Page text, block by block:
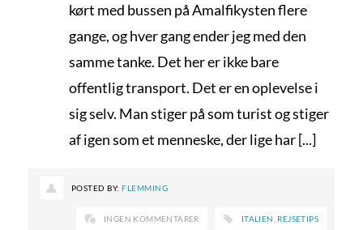
kørt med bussen på Amalfikysten flere
gange, og hver gang ender jeg med den
samme tanke. Det her er ikke bare
offentlig transport. Det er en oplevelse i
sig selv. Man stiger på som turist og stiger
af igen som et menneske, der lige har [...]
POSTED BY:FLEMMING
INGEN KOMMENTARER ITALIEN REJSETIPS